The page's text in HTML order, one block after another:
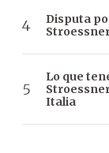
Disputa
Lo que
Italia